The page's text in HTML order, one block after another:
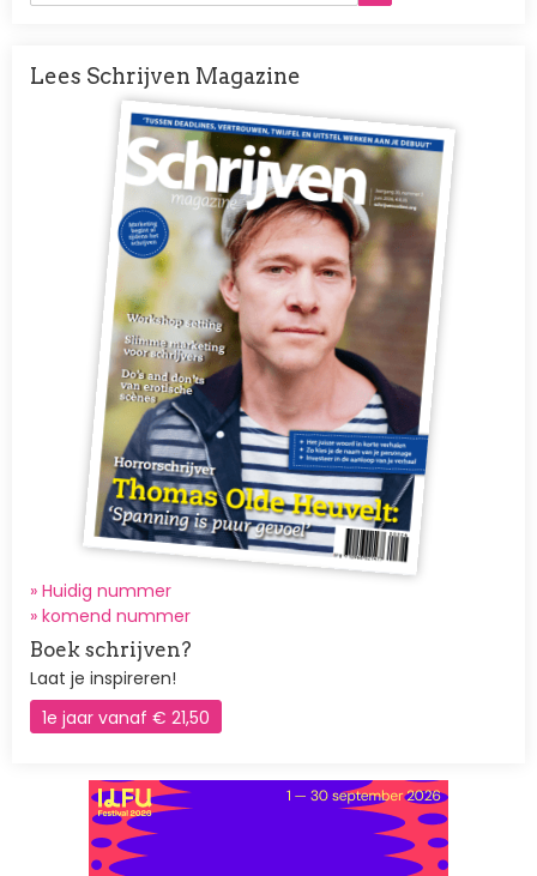
Lees Schrijven Magazine
Afbeelding
» Huidig nummer
» komend nummer
Boek schrijven?
Laat je inspireren!
1e jaar vanaf € 21,50